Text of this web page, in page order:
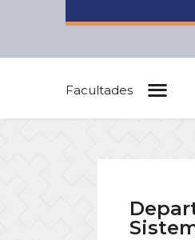
Facultades